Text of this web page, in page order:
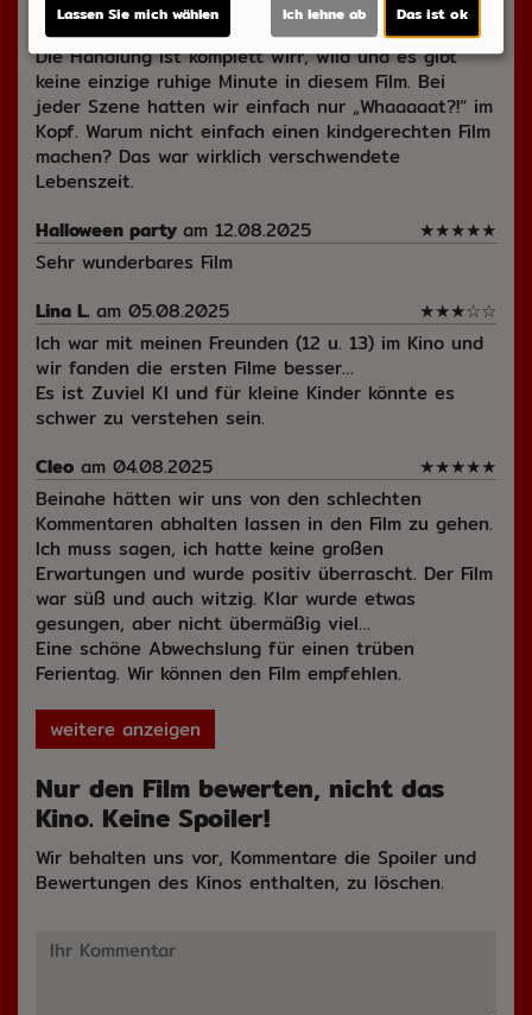
nur paralysiert da und wir haben uns gefragt,
warum wir nicht einfach LSD geschmissen haben.
Die Handlung ist komplett wirr, wild und es gibt
keine einzige ruhige Minute in diesem Film. Bei
jeder Szene hatten wir einfach nur „Whaaaaat?!“ im
Kopf. Warum nicht einfach einen kindgerechten Film
machen? Das war wirklich verschwendete
Lebenszeit.
Halloween party am 12.08.2025 ★★★★★
Sehr wunderbares Film
Lina L. am 05.08.2025 ★★★☆☆
Ich war mit meinen Freunden (12 u. 13) im Kino und
wir fanden die ersten Filme besser…
Es ist Zuviel KI und für kleine Kinder könnte es
schwer zu verstehen sein.
Cleo am 04.08.2025 ★★★★★
Beinahe hätten wir uns von den schlechten
Kommentaren abhalten lassen in den Film zu gehen.
Ich muss sagen, ich hatte keine großen
Erwartungen und wurde positiv überrascht. Der Film
war süß und auch witzig. Klar wurde etwas
gesungen, aber nicht übermäßig viel…
Eine schöne Abwechslung für einen trüben
Ferientag. Wir können den Film empfehlen.
weitere anzeigen
Nur den Film bewerten, nicht das
Kino. Keine Spoiler!
Wir behalten uns vor, Kommentare die Spoiler und
Bewertungen des Kinos enthalten, zu löschen.
Lassen Sie mich wählen Ich lehne ab Das ist ok